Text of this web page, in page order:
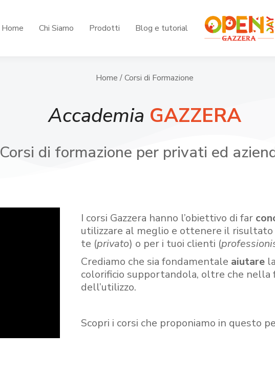
Home Chi Siamo Prodotti Blog e tutorial
Home / Corsi di Formazione
Accademia GAZZERA
Corsi di formazione per privati ed
I corsi Gazzera hanno l’obiettivo di far
utilizzare al meglio e ottenere il
te (privato) o per i tuoi clienti (
Crediamo che sia fondamentale aiutare
colorificio supportandola, oltre che nella
dell’utilizzo.
Scopri i corsi che proponiamo in questo